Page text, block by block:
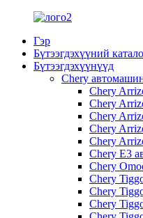
Гэр
Бүтээгдэхүүний
Бүтээгдэхүүнүүд
Chery
Chery
Chery
Chery
Chery
Chery
Chery E3
Chery
Chery
Chery
Chery